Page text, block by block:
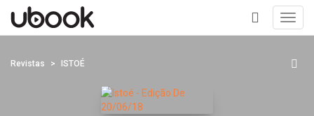
+
Revistas ISTOÉ